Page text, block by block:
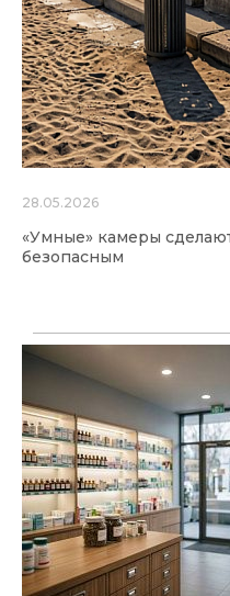
28.05.2026
«Умные» камеры
безопасным